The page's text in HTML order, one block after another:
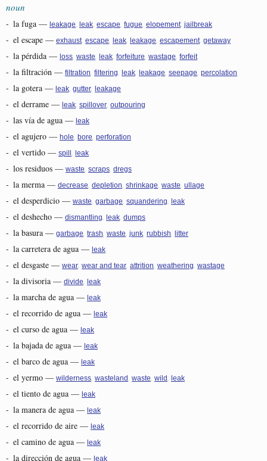
noun
- la fuga — leakage leak escape fugue elopement jailbreak
- el escape — exhaust escape leak leakage escapement getaway
- la pérdida — loss waste leak forfeiture wastage forfeit
- la filtración — filtration filtering leak leakage seepage percolation
- la gotera — leak gutter leakage
- el derrame — leak spillover outpouring
- las vía de agua — leak
- el agujero — hole bore perforation
- el vertido — spill leak
- los residuos — waste scraps dregs
- la merma — decrease depletion shrinkage waste ullage
- el desperdicio — waste garbage squandering leak
- el deshecho — dismantling leak dumps
- la basura — garbage trash waste junk rubbish litter
- la carretera de agua — leak
- el desgaste — wear wear and tear attrition weathering wastage
- la divisoria — divide leak
- la marcha de agua — leak
- el recorrido de agua — leak
- el curso de agua — leak
- la bajada de agua — leak
- el barco de agua — leak
- el yermo — wilderness wasteland waste wild leak
- el tiento de agua — leak
- la manera de agua — leak
- el recorrido de aire — leak
- el camino de agua — leak
- la dirección de agua — leak